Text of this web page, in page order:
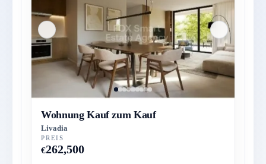
Wohnung Kauf zum Kauf
Livadia
PREIS
€262,500